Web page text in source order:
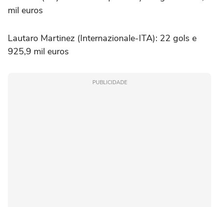
mil euros
Lautaro Martinez (Internazionale-ITA): 22 gols e
925,9 mil euros
PUBLICIDADE